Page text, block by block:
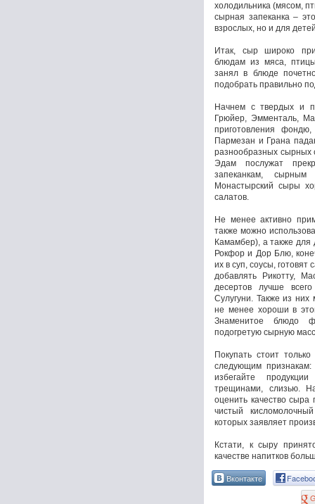
холодильника (мясом,
сырная запеканка –
взрослых, но и для
Итак, сыр широко
блюдам из мяса,
занял в блюде
подобрать правильно
Начнем с твердых и
Грюйер, Эмменталь,
приготовления
Пармезан и Грана
разнообразных сырных
Эдам послужат
запеканкам, сырным
Монастырский сыры
салатов.
Не менее активно
также можно
Камамбер), а также для
Рокфор и Дор Блю,
их в суп, соусы,
добавлять Рикотту,
десертов лучше
Сулугуни. Также из
не менее хороши в
Знаменитое блюдо
подогретую сырную
Покупать стоит
следующим
избегайте
трещинами, слизью.
оценить качество
чистый
которых заявляет
Кстати, к сыру
качестве напитков
Вконтакте